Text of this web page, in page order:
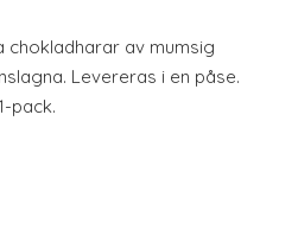
chokladharar av mumsig
Levereras i en påse.
pack.